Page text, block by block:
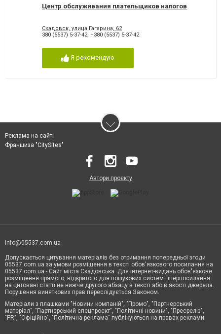
Центр обслуживания плательщиков налогов
Скадовск, улица Гагарина, 62
380 (5537) 5-37-42, +380 (5537) 5-37-42
Я рекомендую
Реклама на сайті
Франшиза "CitySites"
Автори проєкту
info@05537.com.ua
Допускається цитування матеріалів без отримання попередньої згоди
05537.com.ua за умови розміщення в тексті обов'язкового посилання на
05537.com.ua - Сайт міста Скадовська. Для інтернет-видань обов'язкове
розміщення прямого, відкритого для пошукових систем гіперпосилання
на цитовані статті не нижче другого абзацу в тексті або в якості джерела.
Порушення виняткових прав переслідується Законом.
Матеріали з плашками "Новини компаній", "Промо", "Партнерський
матеріал", "Партнерський спецпроєкт", "Політичні новини", "Пресреліз",
"PR", "Офіційно", "Політична реклама" публікуються на правах реклами.